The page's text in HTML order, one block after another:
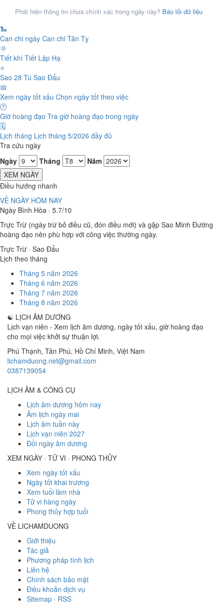
Phát hiện thông tin chưa chính xác trong ngày này? Báo lỗi dữ liệu
🐍
Can chi ngày Can chi Tân Tỵ
🌞
Tiết khí Tiết Lập Hạ
⭐
Sao 28 Tú Sao Đẩu
📅
Xem ngày tốt xấu Chọn ngày tốt theo việc
🕐
Giờ hoàng đạo Tra giờ hoàng đạo trong ngày
🗓️
Lịch tháng Lịch tháng 5/2026 đầy đủ
Tra cứu ngày
Ngày
Tháng
Năm
XEM NGÀY
Điều hướng nhanh
VỀ NGÀY HÔM NAY
Ngày Bình Hòa · 5.7/10
Trực Trừ (ngày trừ bỏ điều cũ, đón điều mới) và gặp Sao Minh Đường
hoàng đạo nên phù hợp với công việc thường ngày.
Trực Trừ · Sao Đẩu
Lịch theo tháng
Tháng 5 năm 2026
Tháng 6 năm 2026
Tháng 7 năm 2026
Tháng 8 năm 2026
☯ LỊCH ÂM DƯƠNG
Lịch vạn niên - Xem lịch âm dương, ngày tốt xấu, giờ hoàng đạo
cho mọi việc khởi sự thuận lợi.
Phú Thạnh, Tân Phú, Hồ Chí Minh, Việt Nam
lichamduong.net@gmail.com
0387139054
LỊCH ÂM & CÔNG CỤ
Lịch âm dương hôm nay
Âm lịch ngày mai
Lịch âm tuần này
Lịch vạn niên 2027
Đổi ngày âm dương
XEM NGÀY · TỬ VI · PHONG THỦY
Xem ngày tốt xấu
Ngày tốt khai trương
Xem tuổi làm nhà
Tử vi hàng ngày
Phong thủy hợp tuổi
VỀ LICHAMDUONG
Giới thiệu
Tác giả
Phương pháp tính lịch
Liên hệ
Chính sách bảo mật
Điều khoản dịch vụ
Sitemap · RSS